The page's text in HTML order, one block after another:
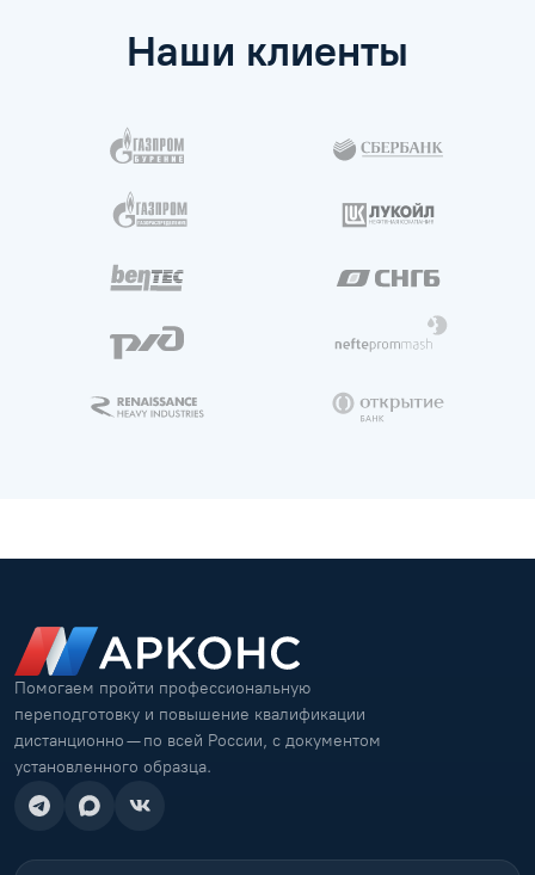
Наши клиенты
Помогаем пройти профессиональную
переподготовку и повышение квалификации
дистанционно — по всей России, с документом
установленного образца.